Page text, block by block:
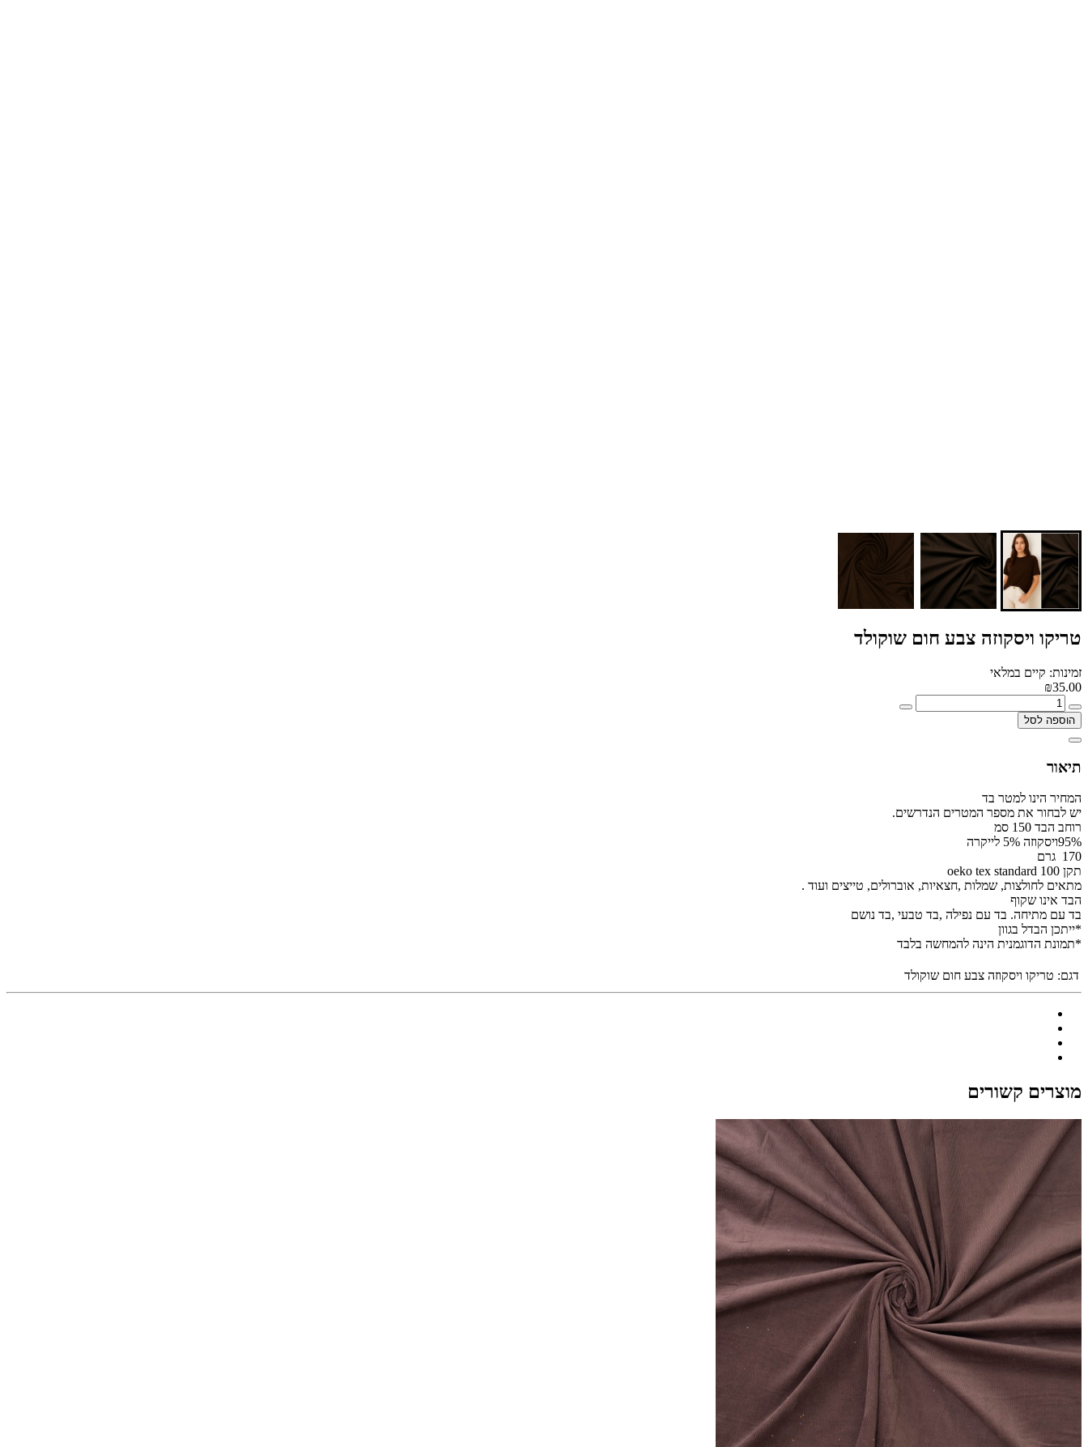
טריקו ויסקוזה צבע חום שוקולד
זמינות: קיים במלאי
₪35.00
הוספה לסל
תיאור
המחיר הינו למטר בד
יש לבחור את מספר המטרים הנדרשים.
רוחב הבד 150 סמ
95%ויסקוזה 5% לייקרה
170 גרם
תקן oeko tex standard 100
מתאים לחולצות, שמלות ,חצאיות, אוברולים, טייצים ועוד .
הבד אינו שקוף
בד עם מתיחה. בד עם נפילה ,בד טבעי ,בד נושם
*ייתכן הבדל בגוון
*תמונת הדוגמנית הינה להמחשה בלבד
דגם: טריקו ויסקוזה צבע חום שוקולד
מוצרים קשורים